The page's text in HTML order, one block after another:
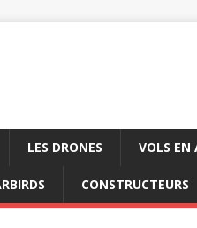
LES DRONES VOLS EN
CONSTRUCTEURS